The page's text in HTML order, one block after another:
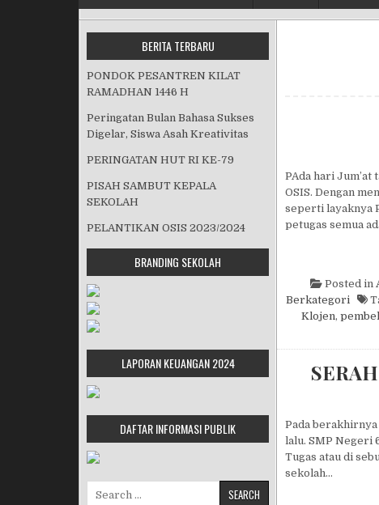
PAda hari
OSIS. Dengan
seperti layaknya
petugas semua
Posted in
Berkategori
Klojen,
Pada
lalu. SMP Negeri
Tugas atau di
sekolah…
BERITA TERBARU
PONDOK PESANTREN KILAT
RAMADHAN 1446 H
Peringatan Bulan Bahasa Sukses
Digelar, Siswa Asah Kreativitas
PERINGATAN HUT RI KE-79
PISAH SAMBUT KEPALA
SEKOLAH
PELANTIKAN OSIS 2023/2024
BRANDING SEKOLAH
LAPORAN KEUANGAN 2024
DAFTAR INFORMASI PUBLIK
Search for: